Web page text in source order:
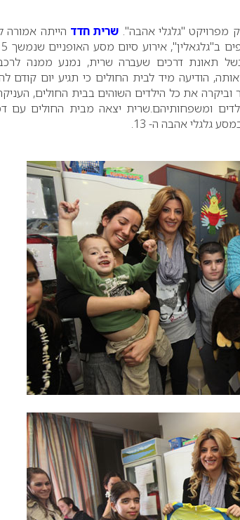
מפרויקט "גלגלי אהבה". שרית חדד הייתה אמורה
תאונת דרכים שעברה שרית, נמנע ממנה
הודיעה מיד לבית החולים כי תגיע יום קודם
את כל הילדים השוהים בבית החולים,
ומשפחותיהם.שרית יצאה מבית החולים עם
גלגלי אהבה ה- 13.